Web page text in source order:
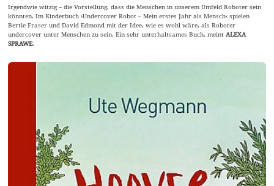
Irgendwie witzig – die Vorstellung, dass die Menschen in unserem Umfeld Roboter sein
könnten. Im Kinderbuch ›Undercover Robot – Mein erstes Jahr als Mensch‹ spielen
Bertie Fraser und David Edmond mit der Idee, wie es wohl wäre, als Roboter
undercover unter Menschen zu sein. Ein sehr unterhaltsames Buch, meintALEXA
SPRAWE.